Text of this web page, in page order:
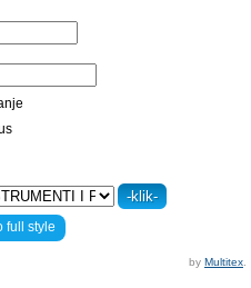
full style
by Multitex